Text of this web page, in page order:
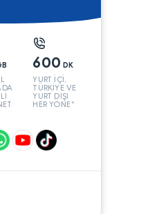
600 DK
YURT İÇİ,
TÜRKİYE VE
YURT DIŞI
HER YÖNE*